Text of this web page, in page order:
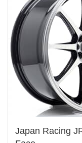
Japan Racing